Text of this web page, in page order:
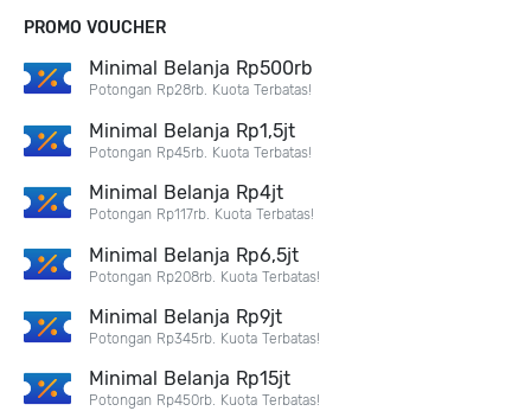
PROMO VOUCHER
Minimal Belanja Rp500rb
Potongan Rp28rb. Kuota Terbatas!
Minimal Belanja Rp1,5jt
Potongan Rp45rb. Kuota Terbatas!
Minimal Belanja Rp4jt
Potongan Rp117rb. Kuota Terbatas!
Minimal Belanja Rp6,5jt
Potongan Rp208rb. Kuota Terbatas!
Minimal Belanja Rp9jt
Potongan Rp345rb. Kuota Terbatas!
Minimal Belanja Rp15jt
Potongan Rp450rb. Kuota Terbatas!